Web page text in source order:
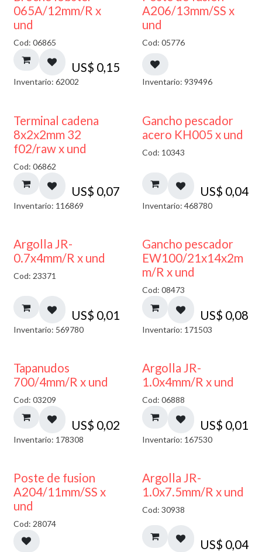
065A/12mm/R x
und
Cod: 06865
US$ 0,15
Inventario: 62002
A206/13mm/SS x
und
Cod: 05776
Inventario: 939496
Terminal cadena
8x2x2mm 32
f02/raw x und
Cod: 06862
US$ 0,07
Inventario: 116869
Gancho pescador
acero KH005 x und
Cod: 10343
US$ 0,04
Inventario: 468780
Argolla JR-
0.7x4mm/R x und
Cod: 23371
US$ 0,01
Inventario: 569780
Gancho pescador
EW100/21x14x2m
m/R x und
Cod: 08473
US$ 0,08
Inventario: 171503
Tapanudos
700/4mm/R x und
Cod: 03209
US$ 0,02
Inventario: 178308
Argolla JR-
1.0x4mm/R x und
Cod: 06888
US$ 0,01
Inventario: 167530
Poste de fusion
A204/11mm/SS x
und
Cod: 28074
Argolla JR-
1.0x7.5mm/R x und
Cod: 30938
US$ 0,04